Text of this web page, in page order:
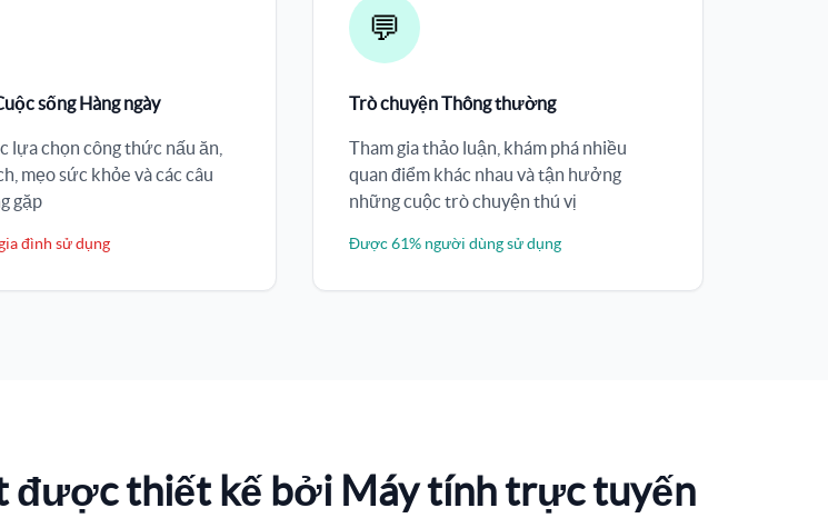
sống Hàng ngày
lựa chọn công thức nấu ăn,
mẹo sức khỏe và các câu
gặp
đình sử dụng
💬
Trò chuyện Thông thường
Tham gia thảo luận, khám phá nhiều
quan điểm khác nhau và tận hưởng
những cuộc trò chuyện thú vị
Được 61% người dùng sử dụng
được thiết kế bởi Máy tính trực tuyến